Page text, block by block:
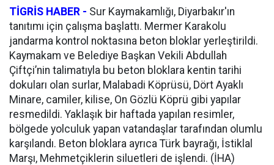
TİGRİS HABER - Sur Kaymakamlığı, Diyarbakır'ın
tanıtımı için çalışma başlattı. Mermer Karakolu
jandarma kontrol noktasına beton bloklar yerleştirildi.
Kaymakam ve Belediye Başkan Vekili Abdullah
Çiftçi’nin talimatıyla bu beton bloklara kentin tarihi
dokuları olan surlar, Malabadi Köprüsü, Dört Ayaklı
Minare, camiler, kilise, On Gözlü Köprü gibi yapılar
resmedildi. Yaklaşık bir haftada yapılan resimler,
bölgede yolculuk yapan vatandaşlar tarafından olumlu
karşılandı. Beton bloklara ayrıca Türk bayrağı, İstiklal
Marşı, Mehmetçiklerin siluetleri de işlendi. (İHA)